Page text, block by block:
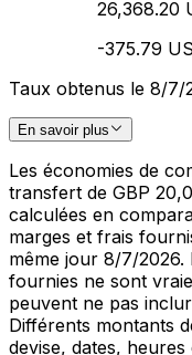
26,368.20
-375.79
Taux obtenus le 8/7/
En savoir plus
Les économies de
transfert de GBP
calculées en
marges et frais
même jour 8/7/2026.
fournies ne sont
peuvent ne pas
Différents montants
devise, dates,